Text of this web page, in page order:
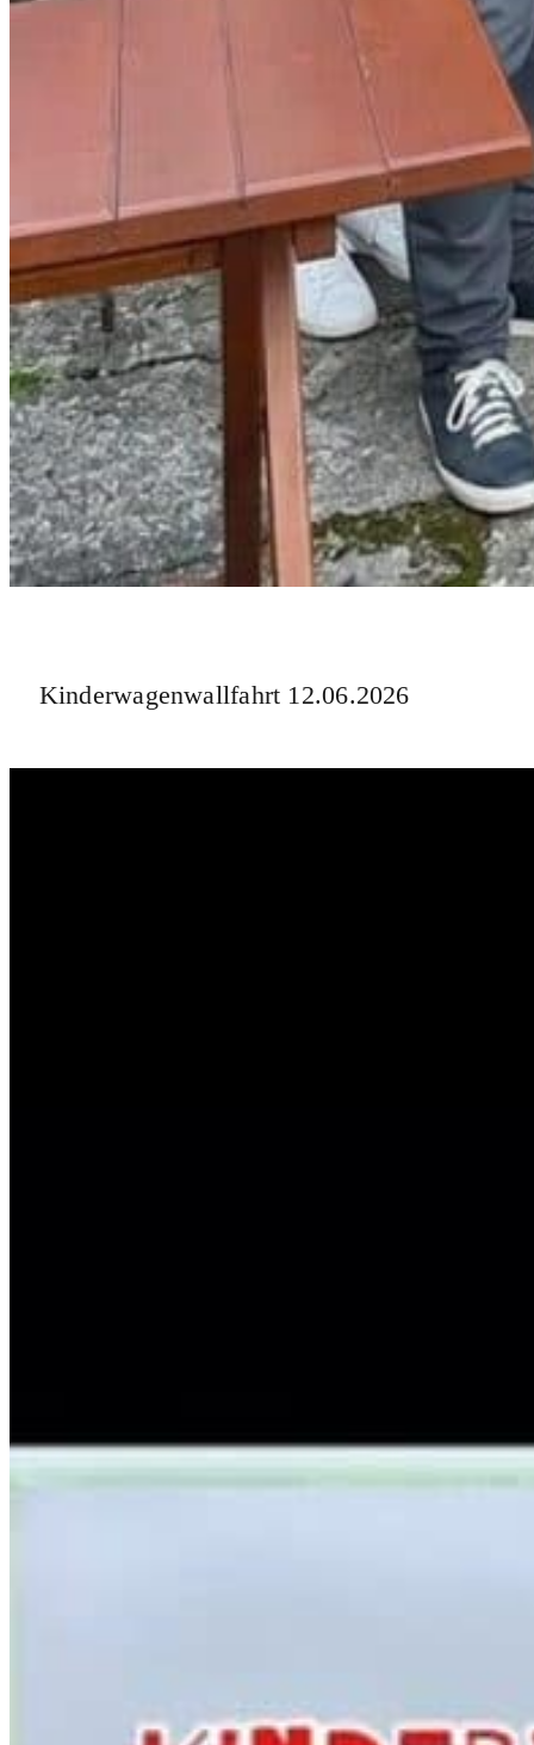
Kinderwagenwallfahrt 12.06.2026